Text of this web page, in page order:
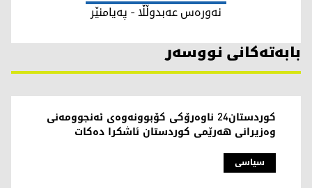
نەورەس عەبدوڵڵا - پەیامنێر
بابەتەکانی نووسەر
سیاسی
کوردستان24 ناوەرۆکی کۆبوونەوەی ئەنجوومەنی
وەزیرانی هەرێمی کوردستان ئاشکرا دەکات